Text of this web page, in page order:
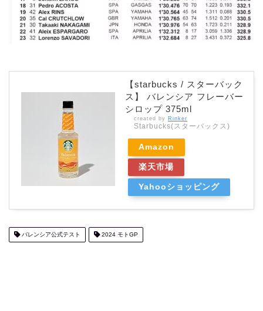
【starbucks / スターバック
ス】 バレンシア フレーバー
シロップ 375ml
created by Rinker
Starbucks(スターバックス)
Amazon
楽天市場
Yahooショッピング
バレンシア公式テスト 2024 モトGP